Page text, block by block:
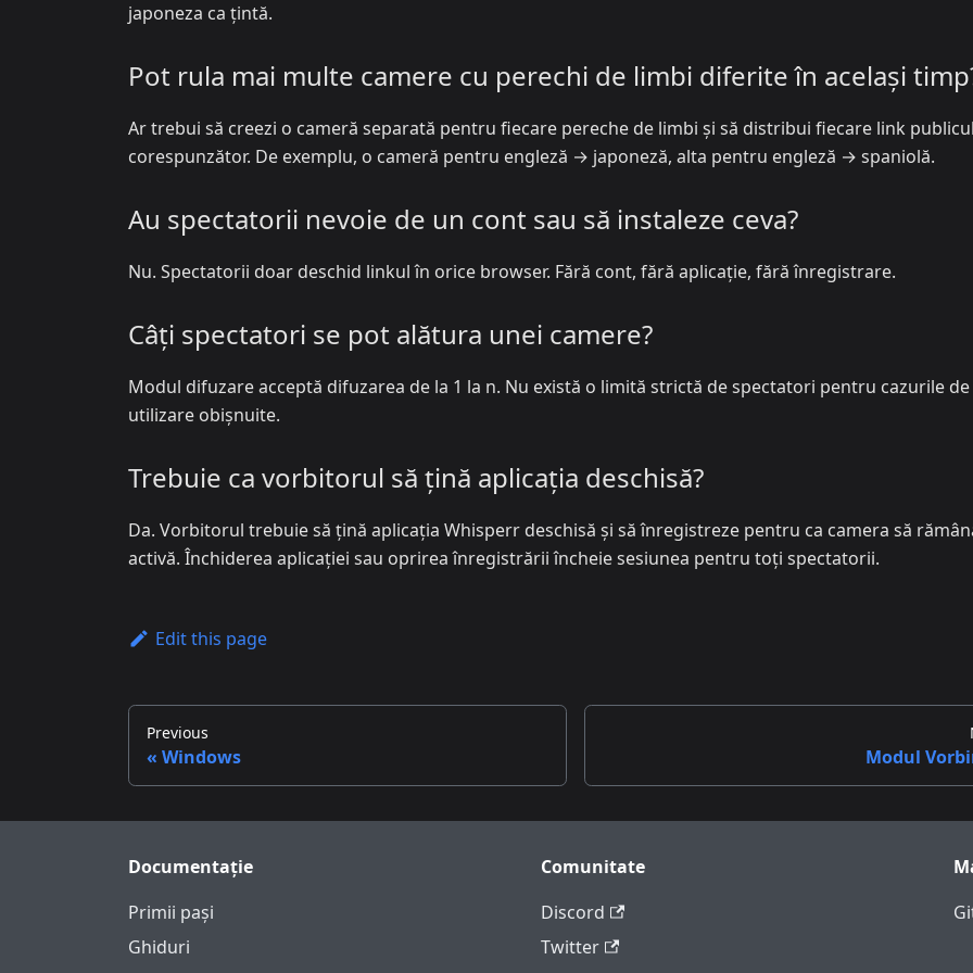
japoneza ca țintă.
Pot rula mai multe camere cu perechi de limbi diferite în același
Ar trebui să creezi o cameră separată pentru fiecare pereche de limbi și să distribui fiecare link
corespunzător. De exemplu, o cameră pentru engleză → japoneză, alta pentru engleză → spaniolă.
Au spectatorii nevoie de un cont sau să instaleze ceva?
Nu. Spectatorii doar deschid linkul în orice browser. Fără cont, fără aplicație, fără înregistrare.
Câți spectatori se pot alătura unei camere?
Modul difuzare acceptă difuzarea de la 1 la n. Nu există o limită strictă de spectatori pentru cazurile de
utilizare obișnuite.
Trebuie ca vorbitorul să țină aplicația deschisă?
Da. Vorbitorul trebuie să țină aplicația Whisperr deschisă și să înregistreze pentru ca camera să
activă. Închiderea aplicației sau oprirea înregistrării încheie sesiunea pentru toți spectatorii.
Edit this page
Previous
Windows Modul
Documentație
Primii pași
Ghiduri
Comunitate
Discord
Twitter